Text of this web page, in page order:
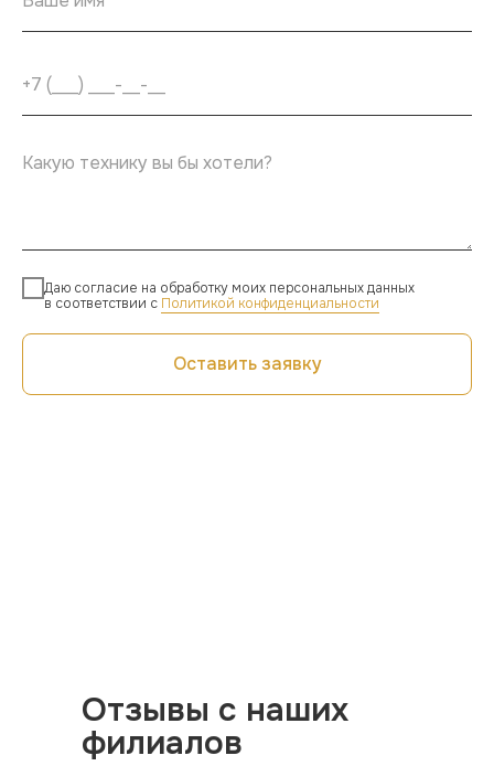
Даю согласие на обработку моих персональных данных
в соответствии с Политикой конфиденциальности
Оставить заявку
Отзывы с наших
филиалов